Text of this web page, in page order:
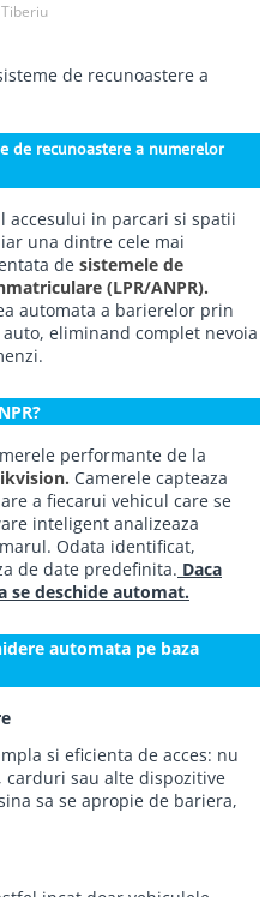
de recunoastere a numerelor
accesului in parcari si spatii
una dintre cele mai
de sistemele de
(LPR/ANPR).
automata a barierelor prin
eliminand complet nevoia
performante de la
Camerele capteaza
a fiecarui vehicul care se
inteligent analizeaza
Odata identificat,
de date predefinita. Daca
se deschide automat.
automata pe baza
si eficienta de acces: nu
carduri sau alte dispozitive
sa se apropie de bariera,